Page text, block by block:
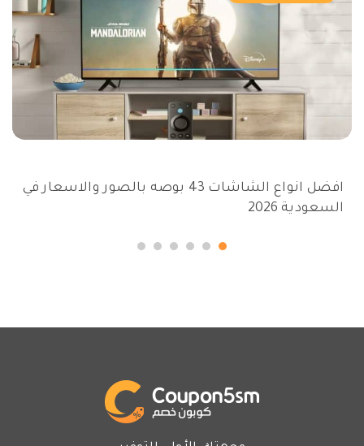
افضل انواع الشاشات 43 بوصه بالصور والاسعار في
السعودية 2026